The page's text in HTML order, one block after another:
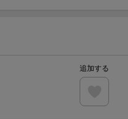
無料データSIM（3GB/月プ
拡散で300円OFFクーポン
追加する